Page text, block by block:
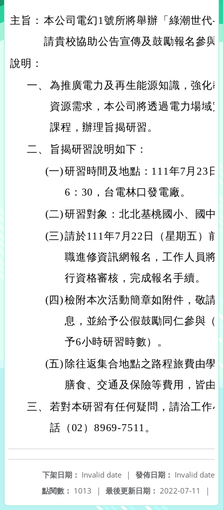
主旨： 本公司電幻1號所將舉辦「綠潮世代-
請貴校協助公告宣傳及鼓勵報名參與
說明：
一、 為推廣電力及再生能源知識，強化
資源需求，本公司將透過電力場域
課程，辦理旨揭研習。
二、
旨揭研習說明如下：
(一)研習時間及地點：111年7月23
6：30，台電林口發電廠。
(二)研習對象：北北基桃國小、國中
(三)請於111年7月22日（星期五）
職進修資訊網報名，工作人員將
行資格審核，完成報名手續。
(四)檢附本次活動簡章如附件，敬請
息，並給予公假鼓勵同仁參與（
予6小時研習時數）。
(五) 除往返集合地點之路程旅費由學
膳食、交通及保險等費用，皆由
三、 若對本研習有任何疑問，請洽工作
話（02）8969-7511。
發佈日期： Invalid date
下架日期： Invalid date
|
最後更新日期： 2022-07-11 |
點閱數： 1013 |